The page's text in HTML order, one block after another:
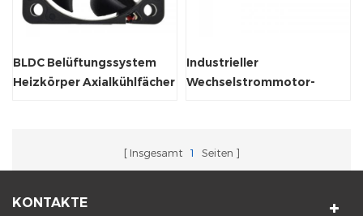
BLDC Belüftungssystem
Heizkörper Axialkühlfächer
Industrieller
Wechselstrommotor-
Insgesamt 1 Seiten
KONTAKTE